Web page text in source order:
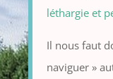
léthargie et
Il nous faut
naviguer »